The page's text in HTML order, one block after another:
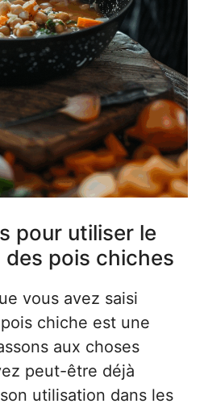
pour utiliser le
pois chiches
vous avez saisi
chiche est une
aux choses
peut-être déjà
utilisation dans les